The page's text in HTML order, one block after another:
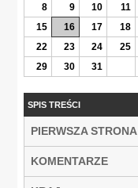
8
9 10 11
15
16 17 18
22
23 24 25
29
30 31
SPIS TREŚCI
PIERWSZA STRONA
KOMENTARZE